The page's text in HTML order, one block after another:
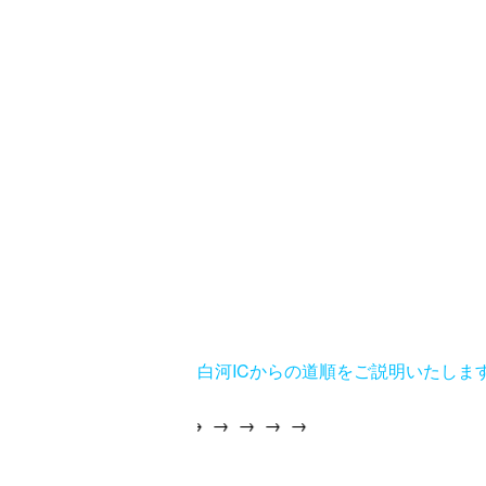
白河ICからの道順をご説明いたしま
→ →